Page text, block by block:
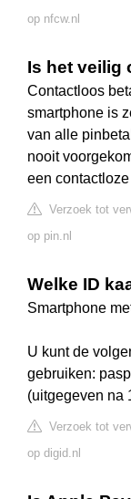
op nfcw.nl
Is het veilig
Contactloos
smartphone is
van alle
nooit
een
Verzoek tot
op pin.nl
Welke ID
Smartphone
U kunt de
gebruiken:
(uitgegeven na
Verzoek tot
op digid.nl